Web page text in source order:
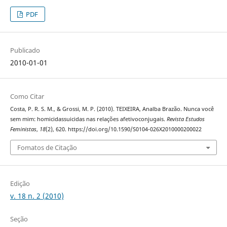
PDF
Publicado
2010-01-01
Como Citar
Costa, P. R. S. M., & Grossi, M. P. (2010). TEIXEIRA, Analba Brazão. Nunca você
sem mim: homicidassuicidas nas relações afetivoconjugais. Revista Estudos
Feministas, 18(2), 620. https://doi.org/10.1590/S0104-026X2010000200022
Fomatos de Citação
Edição
v. 18 n. 2 (2010)
Seção